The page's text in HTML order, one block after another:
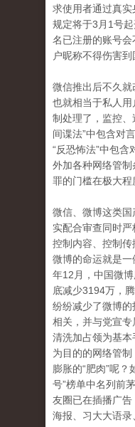
求使用者通过真
规定将于3月1号
名已注册的账号
户昵称不得伤害到
微信推出后不久就
也就相当于私人
制处理了，监控、
间谍法”中包含对
“反恐怖法”中包含
外加各种网络管
罪的门槛在极大程
微信、微博这类
实配合审查同时严
控制内容、控制传
微博的命运就是一
年12月，中国微
底减少3194万，
纷纷减少了微博
相关，并与党宣
清洗加占领为基
为目的的网络管
膨胀的“肥肉”呢？
号”榜单中名列前
友圈已在插播广告
海报、习大大语录